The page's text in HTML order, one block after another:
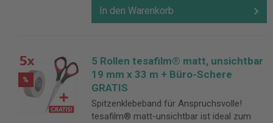
In den Warenkorb
%
5 Rollen tesafilm® matt, unsichtbar
19 mm x 33 m + Büro-Schere
GRATIS
Spitzenklebeband für Anspruchsvolle!
tesafilm® matt-unsichtbar ist ideal zum